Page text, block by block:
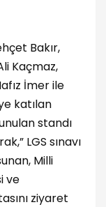
Bakır,
Kaçmaz,
İmer ile
katılan
standı
LGS sınavı
Milli
ve
ziyaret